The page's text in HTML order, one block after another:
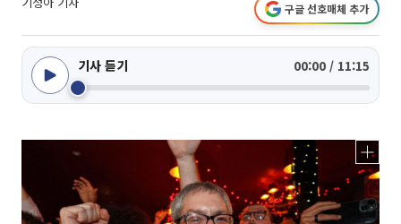
구글 선호매체 추가
기사 듣기 00:00 / 11:15